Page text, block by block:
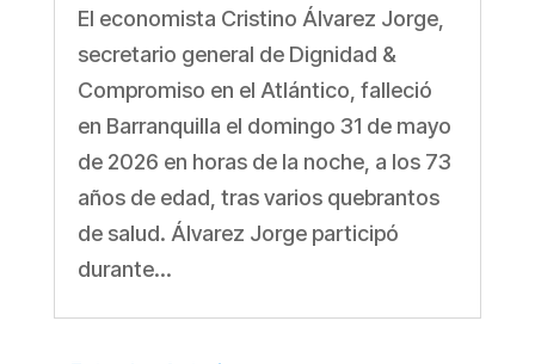
El economista Cristino Álvarez Jorge,
secretario general de Dignidad &
Compromiso en el Atlántico, falleció
en Barranquilla el domingo 31 de mayo
de 2026 en horas de la noche, a los 73
años de edad, tras varios quebrantos
de salud. Álvarez Jorge participó
durante...